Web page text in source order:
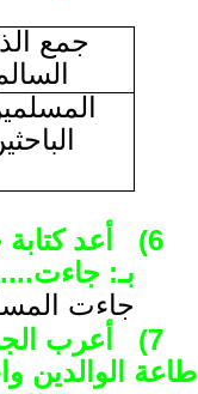
جمع
6)
أعد
بـ:
جاءت
7)
أعرب
طاعة